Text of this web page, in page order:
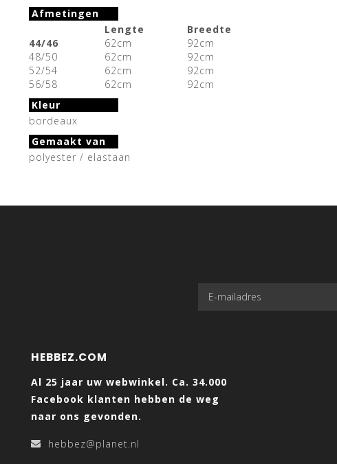
Afmetingen
Lengte
Breedte
44/46
62cm
92cm
48/50
62cm
92cm
52/54
62cm
92cm
56/58
62cm
92cm
Kleur
bordeaux
Gemaakt van
polyester / elastaan
HEBBEZ.COM
Al 25 jaar uw webwinkel. Ca. 34.000
Facebook klanten hebben de weg
naar ons gevonden.
hebbez@planet.nl